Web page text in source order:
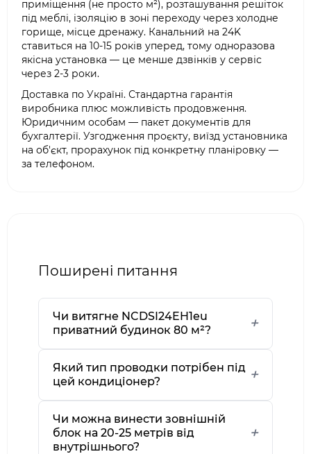
приміщення (не просто м²), розташування решіток
під меблі, ізоляцію в зоні переходу через холодне
горище, місце дренажу. Канальний на 24K
ставиться на 10-15 років уперед, тому одноразова
якісна установка — це менше дзвінків у сервіс
через 2-3 роки.
Доставка по Україні. Стандартна гарантія
виробника плюс можливість продовження.
Юридичним особам — пакет документів для
бухгалтерії. Узгодження проєкту, виїзд установника
на об'єкт, прорахунок під конкретну планіровку —
за телефоном.
Поширені питання
Чи витягне NCDSI24EH1eu
приватний будинок 80 м²?
Який тип проводки потрібен під
цей кондиціонер?
Чи можна винести зовнішній
блок на 20-25 метрів від
внутрішнього?